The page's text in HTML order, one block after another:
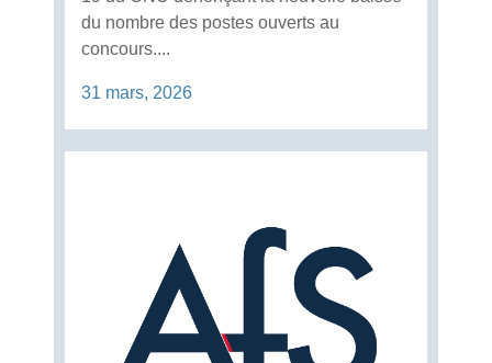
du nombre des postes ouverts au
concours....
31 mars, 2026